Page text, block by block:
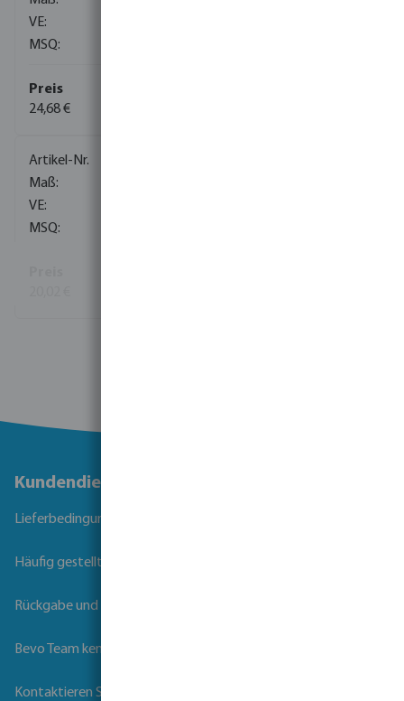
24,68 €
Kundendienst
Lieferbedingungen
Häufig gestellte Fragen
Rückgabe und Garantie
Bevo Team kennenlernen
Kontaktieren Sie uns